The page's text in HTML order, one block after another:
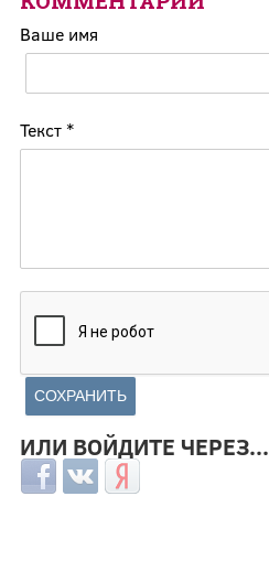
Ваше имя
Текст *
ИЛИ ВОЙДИТЕ ЧЕРЕЗ...
Login with Facebook
Login with ВКонтакте
Login with Яндекс